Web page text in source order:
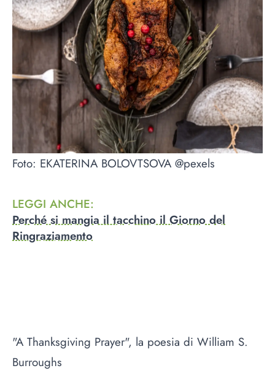
Foto: EKATERINA BOLOVTSOVA @pexels
LEGGI ANCHE:
Perché si mangia il tacchino il Giorno del
Ringraziamento
"A Thanksgiving Prayer", la poesia di William S.
Burroughs